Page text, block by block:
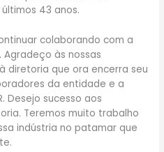
últimos 43 anos.
colaborando com a
Agradeço às nossas
diretoria que ora encerra seu
da entidade e a
Desejo sucesso aos
Teremos muito trabalho
indústria no patamar que